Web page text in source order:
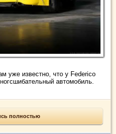
уже известно, что у Federico
автомобиль.
полностью